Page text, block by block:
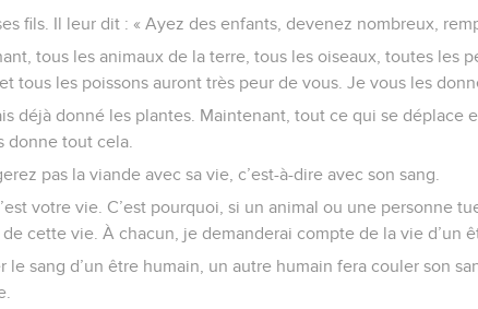
fils. Il leur dit : « Ayez des enfants, devenez nombreux,
tous les animaux de la terre, tous les oiseaux, toutes les
tous les poissons auront très peur de vous. Je vous les
déjà donné les plantes. Maintenant, tout ce qui se déplace
donne tout cela.
pas la viande avec sa vie, c’est-à-dire avec son sang.
votre vie. C’est pourquoi, si un animal ou une personne
cette vie. À chacun, je demanderai compte de la vie d’un
le sang d’un être humain, un autre humain fera couler son